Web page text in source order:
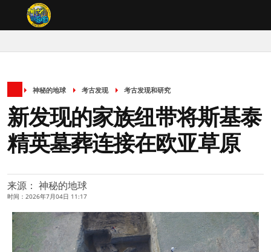
神秘的地球 考古发现 考古发现和研究
新发现的家族纽带将斯基泰
精英墓葬连接在欧亚草原
来源： 神秘的地球
时间：2026年7月04日 11:17